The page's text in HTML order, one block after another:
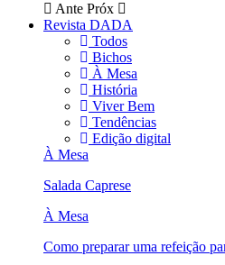
Ante Próx
Revista DADA
Todos
Bichos
À Mesa
História
Viver Bem
Tendências
Edição digital
À Mesa
Salada Caprese
À Mesa
Como preparar uma refeição